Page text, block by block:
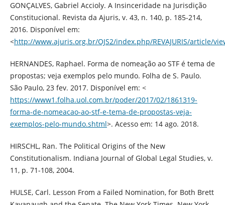
GONÇALVES, Gabriel Accioly. A Insinceridade na Jurisdição
Constitucional. Revista da Ajuris, v. 43, n. 140, p. 185-214,
2016. Disponível em:
<http://www.ajuris.org.br/OJS2/index.php/REVAJURIS/article/
HERNANDES, Raphael. Forma de nomeação ao STF é tema de
propostas; veja exemplos pelo mundo. Folha de S. Paulo.
São Paulo, 23 fev. 2017. Disponível em: <
https://www1.folha.uol.com.br/poder/2017/02/1861319-
forma-de-nomeacao-ao-stf-e-tema-de-propostas-veja-
exemplos-pelo-mundo.shtml>. Acesso em: 14 ago. 2018.
HIRSCHL, Ran. The Political Origins of the New
Constitutionalism. Indiana Journal of Global Legal Studies, v.
11, p. 71-108, 2004.
HULSE, Carl. Lesson From a Failed Nomination, for Both Brett